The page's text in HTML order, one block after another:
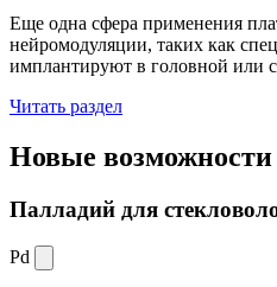
Еще одна сфера применения
нейромодуляции, таких как
имплантируют в головной или
Читать раздел
Новые возможности
Палладий для
Pd